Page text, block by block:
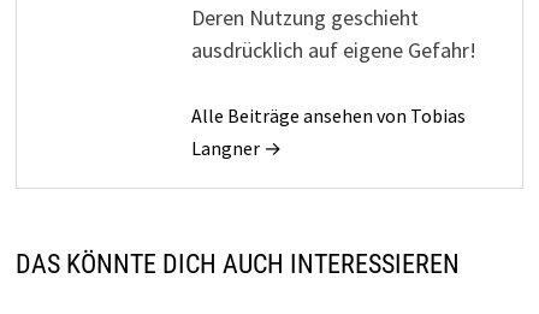
Deren Nutzung geschieht
ausdrücklich auf eigene Gefahr!
Alle Beiträge ansehen von Tobias
Langner →
DAS KÖNNTE DICH AUCH INTERESSIEREN